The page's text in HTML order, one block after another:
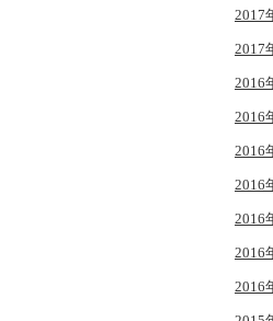
2017
2017
2016
2016
2016
2016
2016
2016
2016